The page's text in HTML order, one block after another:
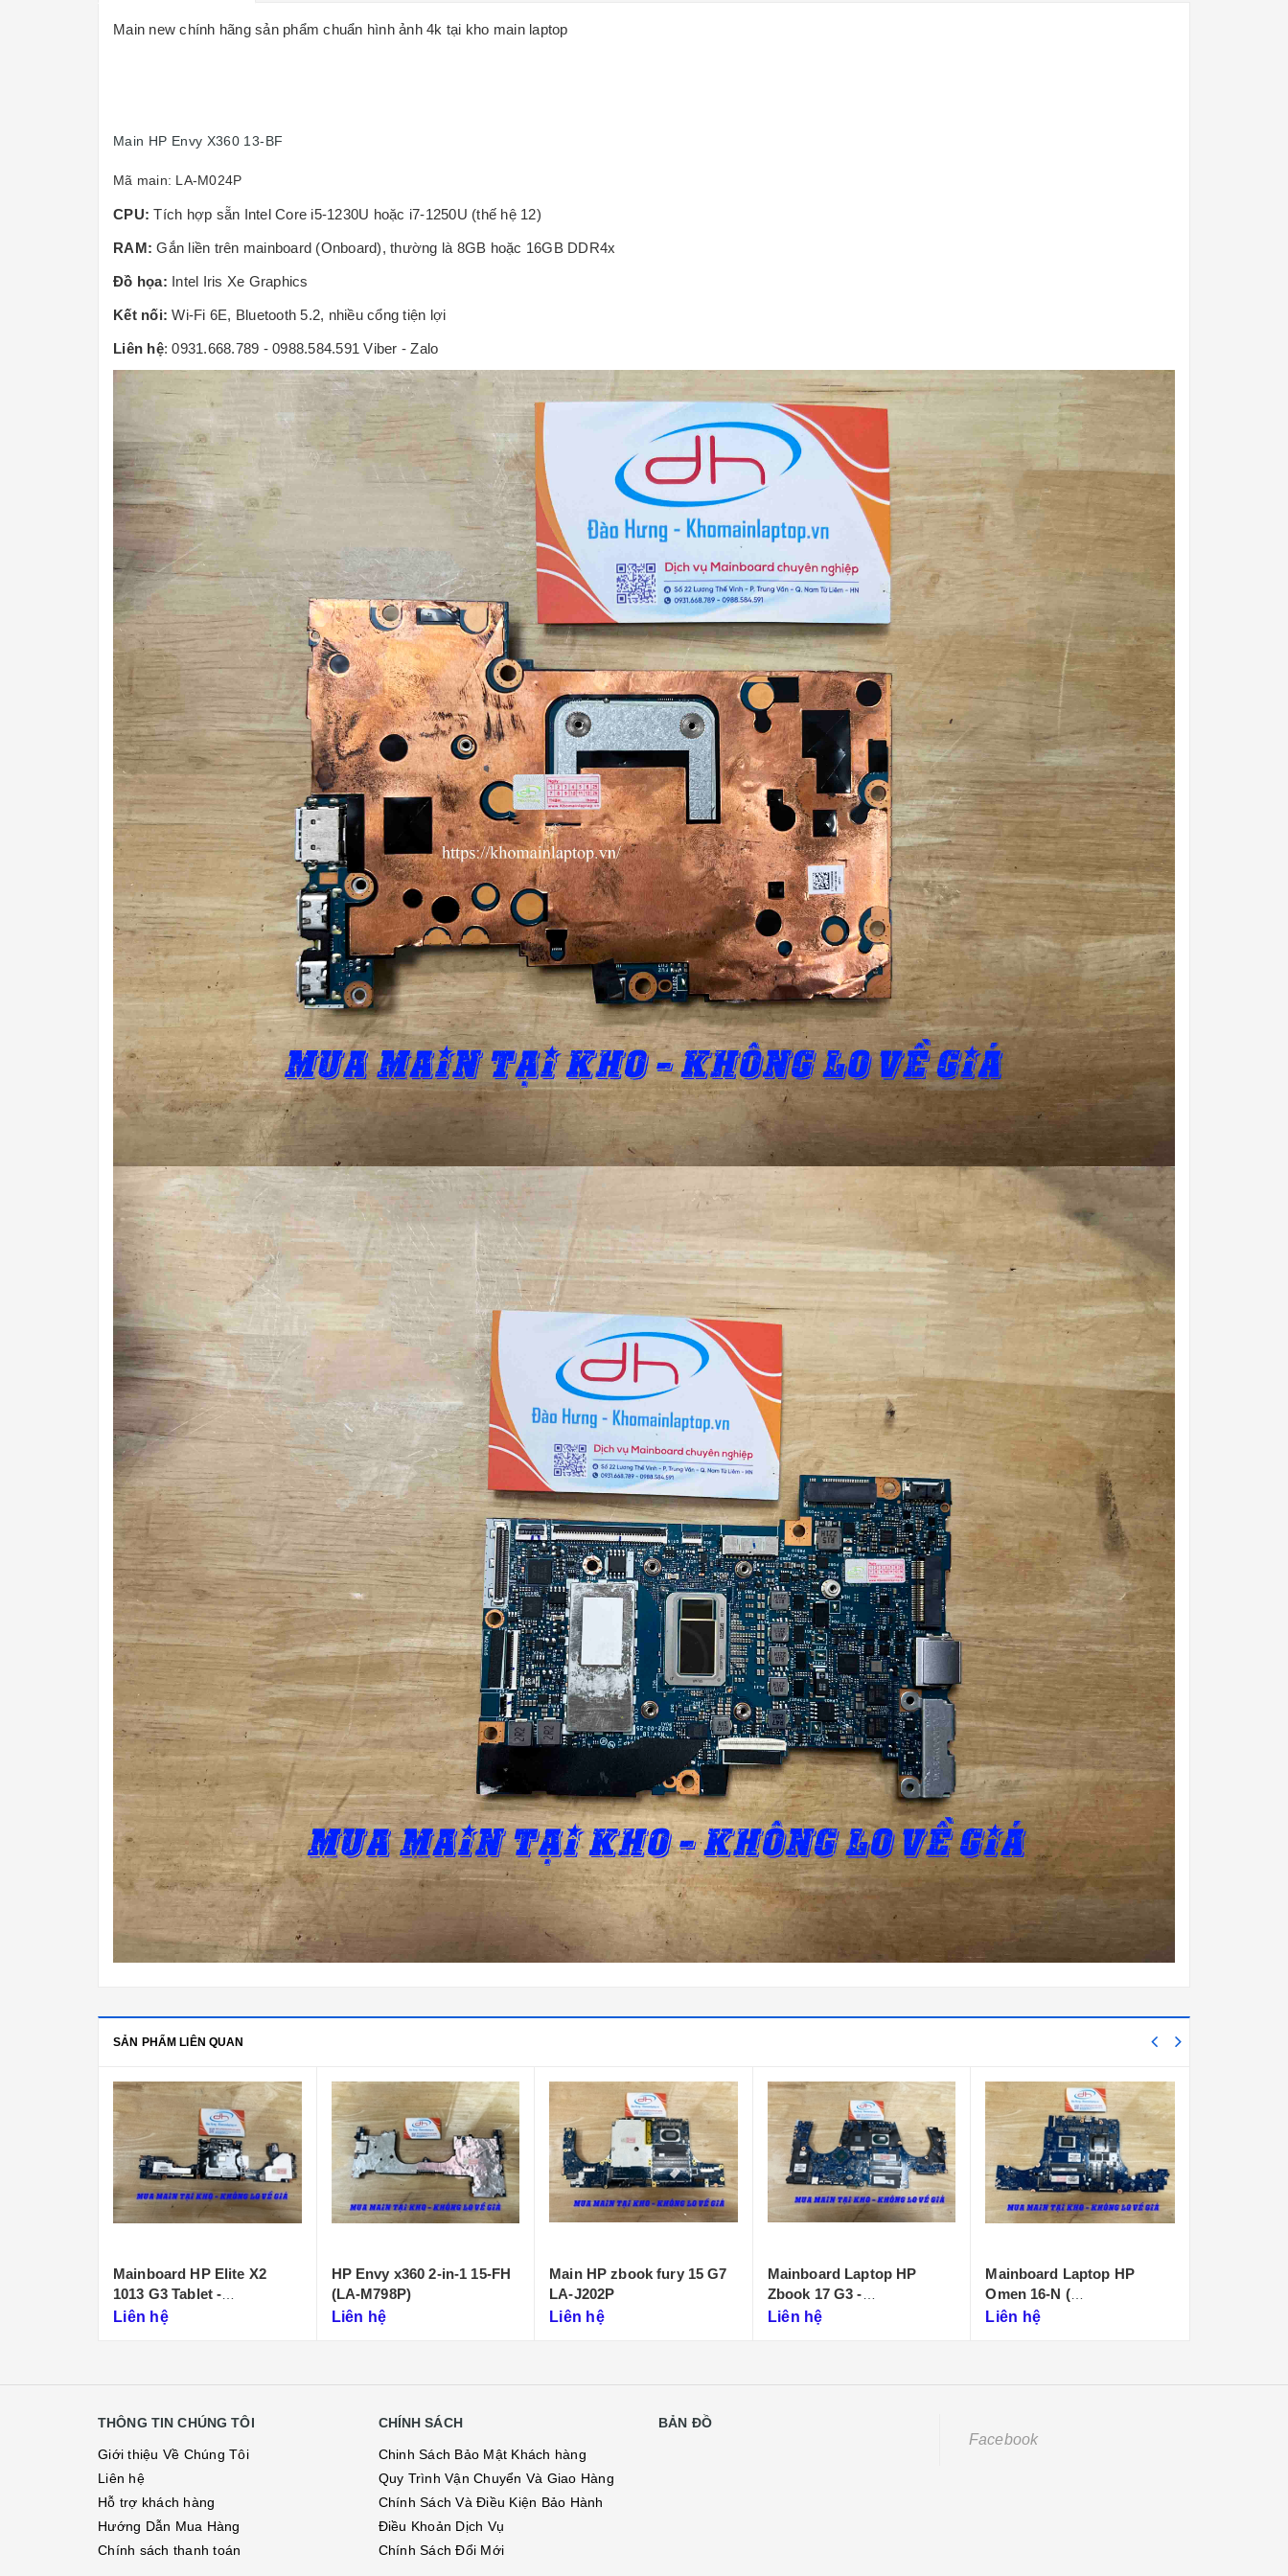
Main new chính hãng sản phẩm chuẩn hình ảnh 4k tại kho main laptop
Main HP Envy X360 13-BF
Mã main: LA-M024P
CPU: Tích hợp sẵn Intel Core i5-1230U hoặc i7-1250U (thế hệ 12)
RAM: Gắn liền trên mainboard (Onboard), thường là 8GB hoặc 16GB DDR4x
Đồ họa: Intel Iris Xe Graphics
Kết nối: Wi-Fi 6E, Bluetooth 5.2, nhiều cổng tiện lợi
Liên hệ: 0931.668.789 - 0988.584.591 Viber - Zalo
SẢN PHẨM LIÊN QUAN
HP Envy x360 2-in-1 15-FH
(LA-M798P)
Liên hệ
Main HP zbook fury 15 G7
LA-J202P
Liên hệ
Mainboard Laptop HP
Zbook 17 G3 -
DA0XW3MBAH0
Liên hệ
Mainboard Laptop HP
Omen 16-N (
DAG3NMB5CC0)
Liên hệ
Mainboard Laptop HP
Zbook 15 G6 Core i7 Thế
Hệ 9
Liên hệ
THÔNG TIN CHÚNG TÔI
Giới thiệu Về Chúng Tôi
Liên hệ
Hỗ trợ khách hàng
Hướng Dẫn Mua Hàng
Chính sách thanh toán
CHÍNH SÁCH
Chinh Sách Bảo Mật Khách hàng
Quy Trình Vận Chuyển Và Giao Hàng
Chính Sách Và Điều Kiện Bảo Hành
Điều Khoản Dịch Vụ
Chính Sách Đổi Mới
BẢN ĐỒ
Facebook